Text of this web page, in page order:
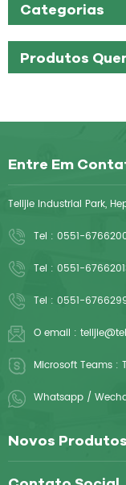
Categorias
Produtos
Entre Em
Telijie Industrial Park,
Tel : 0551-
Tel : 0551-
Tel : 0551-
O email :
Microsoft Teams :
Whatsapp /
Novos Produtos